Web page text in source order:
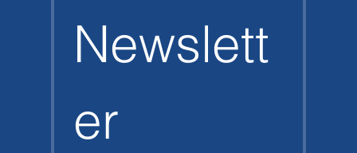
Newslett
er